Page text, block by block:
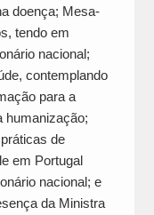
doença; Mesa-
tendo em
nacional;
contemplando
para a
humanização;
de
em Portugal
nacional; e
da Ministra